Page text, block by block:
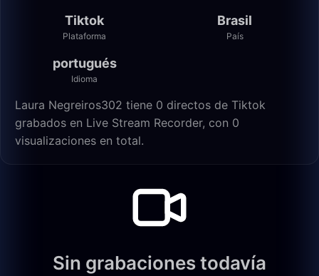
Tiktok
Plataforma
Brasil
País
portugués
Idioma
Laura Negreiros302 tiene 0 directos de Tiktok
grabados en Live Stream Recorder, con 0
visualizaciones en total.
Sin grabaciones todavía